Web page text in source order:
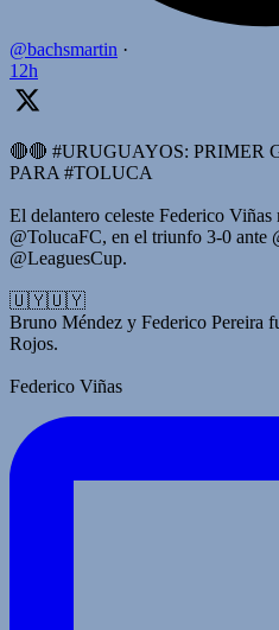
@bachsmartin ·
12h
🔴🔴 #URUGUAYOS: PRIMER
PARA #TOLUCA
El delantero celeste Federico
@TolucaFC, en el triunfo 3-0 ante
@LeaguesCup.
🇺🇾🇺🇾
Bruno Méndez y Federico Pereira
Rojos.
Federico Viñas